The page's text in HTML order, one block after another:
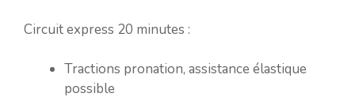
Circuit express 20 minutes :
Tractions pronation, assistance élastique
possible